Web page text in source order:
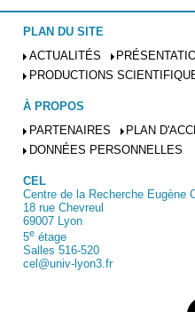
PLAN DU SITE
ACTUALITÉS
PRODUCTIONS
À PROPOS
PARTENAIRES
PLAN
DONNÉES PERSONNELLES
CEL
Centre de la Recherche Eugène
18 rue Chevreul
69007 Lyon
5e étage
Salles 516-520
cel@univ-lyon3.fr